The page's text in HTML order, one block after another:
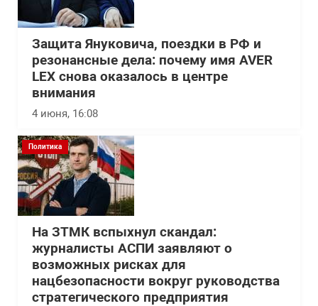
Защита Януковича, поездки в РФ и
резонансные дела: почему имя AVER
LEX снова оказалось в центре
внимания
4 июня, 16:08
Политика
На ЗТМК вспыхнул скандал:
журналисты АСПИ заявляют о
возможных рисках для
нацбезопасности вокруг руководства
стратегического предприятия